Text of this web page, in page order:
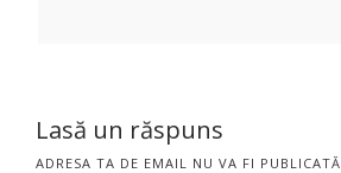
Lasă un răspuns
ADRESA TA DE EMAIL NU VA FI PUBLICATĂ.